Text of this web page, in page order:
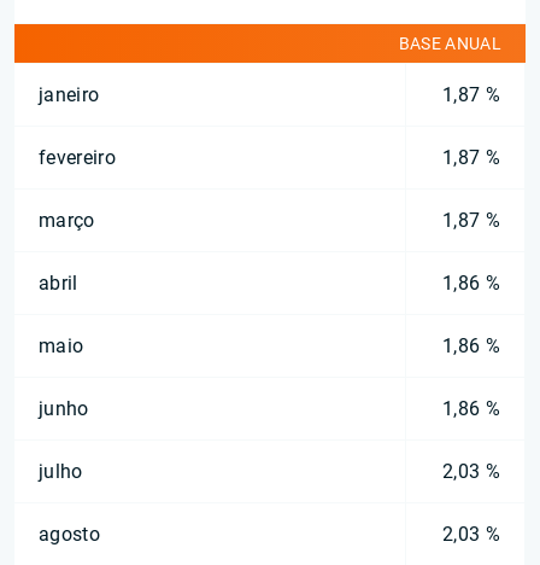
BASE ANUAL
janeiro 1,87 %
fevereiro 1,87 %
março 1,87 %
abril 1,86 %
maio 1,86 %
junho 1,86 %
julho 2,03 %
agosto 2,03 %